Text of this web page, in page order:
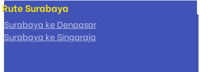
Rute Surabaya
Surabaya ke Denpasar
Surabaya ke Singaraja